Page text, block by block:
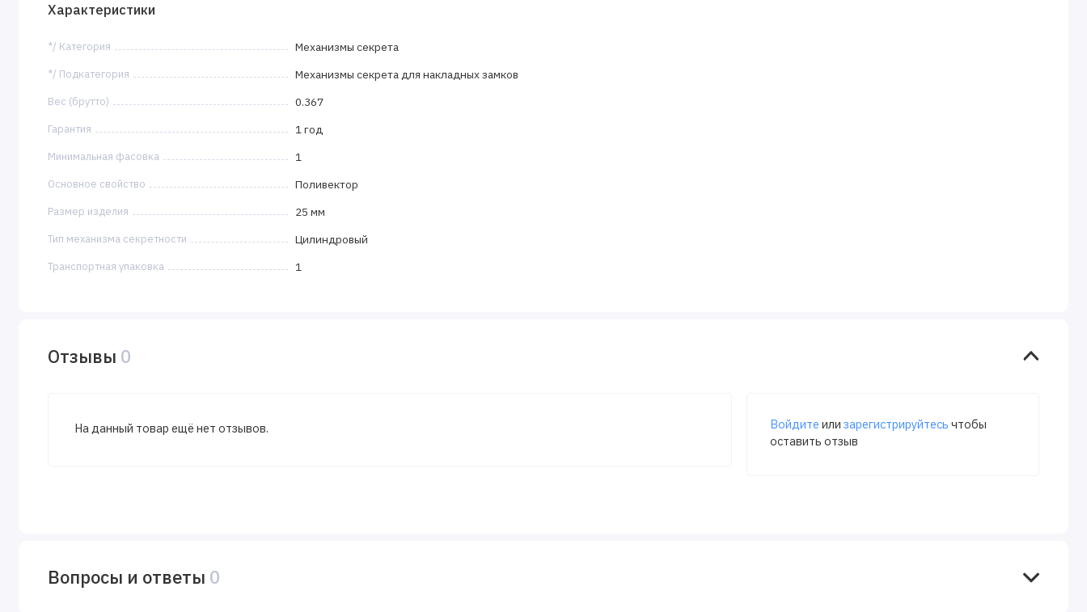
Характеристики
*/ Категория Механизмы секрета
*/ Подкатегория Механизмы секрета для накладных замков
Вес (брутто) 0.367
Гарантия 1 год
Минимальная фасовка 1
Основное свойство Поливектор
Размер изделия 25 мм
Тип механизма секретности Цилиндровый
Транспортная упаковка 1
Отзывы 0
На данный товар ещё нет отзывов. Войдите или зарегистрируйтесь чтобы
оставить отзыв
Вопросы и ответы 0